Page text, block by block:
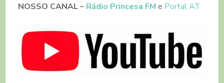
NOSSO CANAL– Rádio Princesa FM e Portal AT